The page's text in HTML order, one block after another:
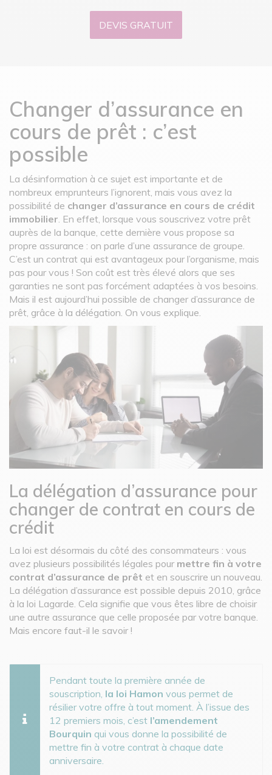
DEVIS GRATUIT
Changer d’assurance en
cours de prêt : c’est
possible
La désinformation à ce sujet est importante et de
nombreux emprunteurs l’ignorent, mais vous avez la
possibilité de changer d’assurance en cours de crédit
immobilier. En effet, lorsque vous souscrivez votre prêt
auprès de la banque, cette dernière vous propose sa
propre assurance : on parle d’une assurance de groupe.
C’est un contrat qui est avantageux pour l’organisme, mais
pas pour vous ! Son coût est très élevé alors que ses
garanties ne sont pas forcément adaptées à vos besoins.
Mais il est aujourd’hui possible de changer d’assurance de
prêt, grâce à la délégation. On vous explique.
La délégation d’assurance pour
changer de contrat en cours de
crédit
La loi est désormais du côté des consommateurs : vous
avez plusieurs possibilités légales pour mettre fin à votre
contrat d’assurance de prêt et en souscrire un nouveau.
La délégation d’assurance est possible depuis 2010, grâce
à la loi Lagarde. Cela signifie que vous êtes libre de choisir
une autre assurance que celle proposée par votre banque.
Mais encore faut-il le savoir !
Pendant toute la première année de
souscription, la loi Hamon vous permet de
résilier votre offre à tout moment. À l’issue des
12 premiers mois, c’est l’amendement
Bourquin qui vous donne la possibilité de
mettre fin à votre contrat à chaque date
anniversaire.